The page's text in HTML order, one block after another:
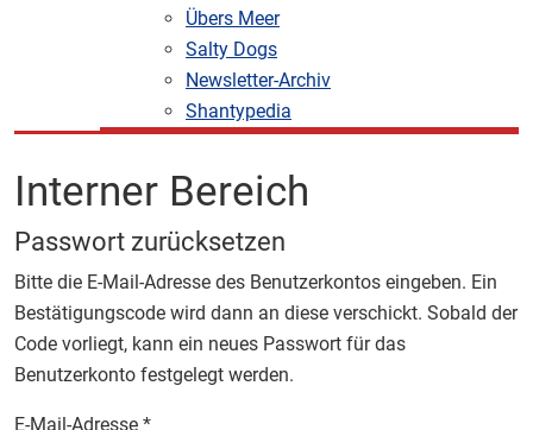
Übers Meer
Salty Dogs
Newsletter-Archiv
Shantypedia
Interner Bereich
Passwort zurücksetzen
Bitte die E-Mail-Adresse des Benutzerkontos eingeben. Ein
Bestätigungscode wird dann an diese verschickt. Sobald der
Code vorliegt, kann ein neues Passwort für das
Benutzerkonto festgelegt werden.
E-Mail-Adresse *